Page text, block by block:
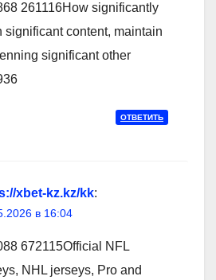
261116How significantly
significant content, maintain
significant other
ОТВЕТИТЬ
xbet-kz.kz/kk:
в 16:04
672115Official NFL
NHL jerseys, Pro and